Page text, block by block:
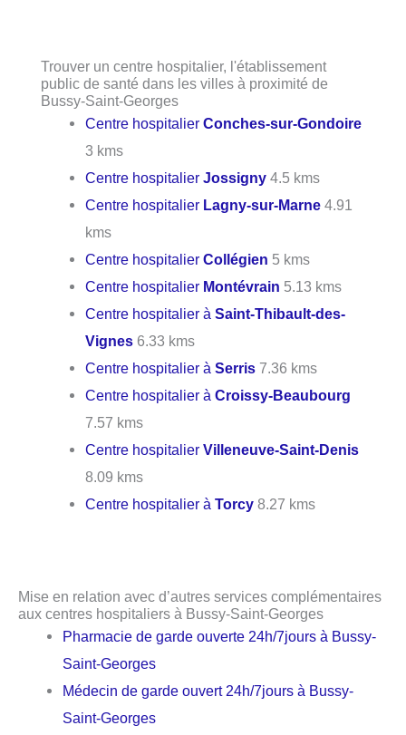
Trouver un centre hospitalier, l'établissement
public de santé dans les villes à proximité de
Bussy-Saint-Georges
Centre hospitalierConches-sur-Gondoire
3 kms
Centre hospitalierJossigny 4.5 kms
Centre hospitalier Lagny-sur-Marne 4.91
kms
Centre hospitalierCollégien 5 kms
Centre hospitalier Montévrain 5.13 kms
Centre hospitalier àSaint-Thibault-des-
Vignes 6.33 kms
Centre hospitalier àSerris 7.36 kms
Centre hospitalier àCroissy-Beaubourg
7.57 kms
Centre hospitalierVilleneuve-Saint-Denis
8.09 kms
Centre hospitalier àTorcy 8.27 kms
Mise en relation avec d’autres services complémentaires
aux centres hospitaliers à Bussy-Saint-Georges
Pharmacie de garde ouverte 24h/7jours à Bussy-
Saint-Georges
Médecin de garde ouvert 24h/7jours à Bussy-
Saint-Georges